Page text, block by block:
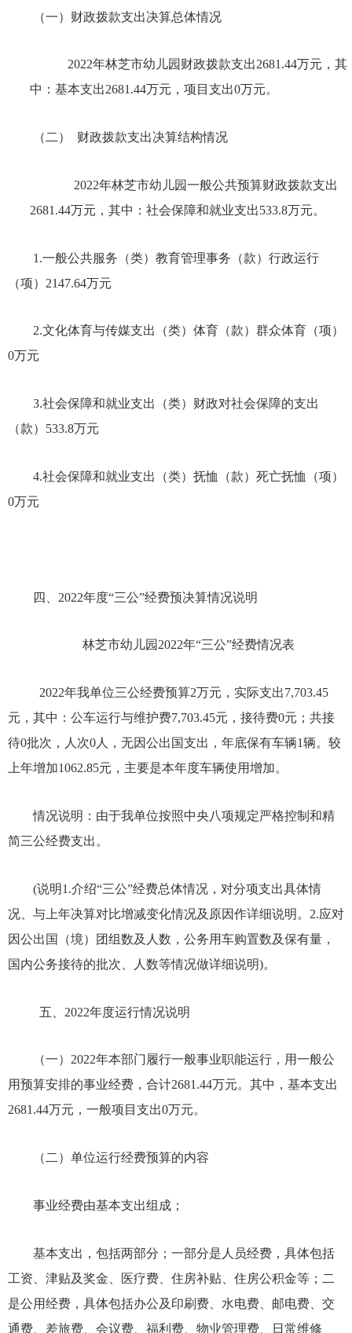
（一）财政拨款支出决算总体情况
2022年林芝市幼儿园财政拨款支出2681.44万元，其
中：基本支出2681.44万元，项目支出0万元。
（二） 财政拨款支出决算结构情况
2022年林芝市幼儿园一般公共预算财政拨款支出
2681.44万元，其中：社会保障和就业支出533.8万元。
1.一般公共服务（类）教育管理事务（款）行政运行
（项） 2147.64万元
2.文化体育与传媒支出（类）体育（款）群众体育（项）
0万元
3.社会保障和就业支出（类）财政对社会保障的支出
（款） 533.8万元
4.社会保障和就业支出（类）抚恤（款）死亡抚恤（项）
0万元
四、 2022年度“三公”经费预决算情况说明
林芝市幼儿园2022年“三公”经费情况表
2022年我单位三公经费预算2万元，实际支出7,703.45
元，其中：公车运行与维护费7,703.45元，接待费0元；共接
待0批次，人次0人，无因公出国支出，年底保有车辆1辆。较
上年增加1062.85元，主要是本年度车辆使用增加。
情况说明 ：由于我单位按照中央八项规定严格控制和精
简三公经费支出。
(说明1.介绍“三公”经费总体情况，对分项支出具体情
况、与上年决算对比增减变化情况及原因作详细说明。2.应对
因公出国（境）团组数及人数，公务用车购置数及保有量，
国内公务接待的批次、人数等情况做详细说明)。
五、 2022年度运行情况说明
（一） 2022年本部门履行一般事业职能运行，用一般公
用预算安排的事业经费，合计2681.44万元。其中，基本支出
2681.44万元，一般项目支出0万元。
（二）单位运行经费预算的内容
事业经费由基本支出组成；
基本支出，包括两部分；一部分是人员经费，具体包括
工资、津贴及奖金、医疗费、住房补贴、住房公积金等；二
是公用经费，具体包括办公及印刷费、水电费、邮电费、交
通费、差旅费、会议费、福利费、物业管理费、日常维修